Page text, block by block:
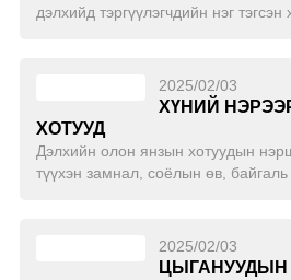
дэлхийд тэргүүлэгчдийн нэг тэгсэн
2025/02/03
ХҮНИЙ
ХОТУУД
Дэлхийн олон янзын хотуудын
түүхэн замнал, соёлын өв, байгаль
2025/02/03
ЦЫГАНУУДЫН